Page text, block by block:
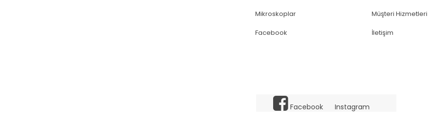
Mikroskoplar
Facebook
Müşteri Hizmetleri
İletişim
Facebook Instagram